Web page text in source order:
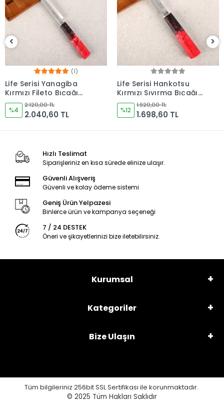
Life Serisi Hankotsu
Kırmızı Sıyırma Bıçağı
160mm Namlu -
Kocakaya Bıçakları
%12
1.920,00 TL
1.698,60 TL
Life Serisi Fileto Kırmızı
Bıçağı 210mm Namlu -
Kocakaya Bıçakları
%9
2.120,00 TL
1.926,60 TL
Hızlı Teslimat
Siparişleriniz en kısa sürede elinize ulaşır.
Güvenli Alışveriş
Güvenli ve kolay ödeme sistemi
Geniş Ürün Yelpazesi
Binlerce ürün ve kampanya seçeneği
7 / 24 DESTEK
Öneri ve şikayetlerinizi bize iletebilirsiniz.
Kurumsal
Kategoriler
Bize Ulaşın
Tüm bilgileriniz 256bit SSL Sertifikası ile korunmaktadır.
© 2025 Tüm Hakları Saklıdır